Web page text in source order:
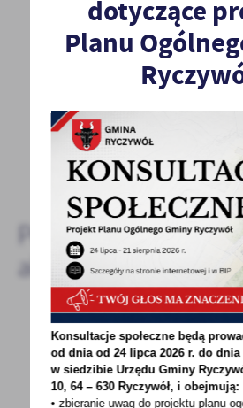
Spodobała Ci się informacja?
- to dla Ciebie staramy się być
bardzo nam w tym
DODAJ
Pozostałe
aktualności
01 - 06 - 2022
Konkurs Moja Mała Ojczyzna
dotyczące
Planu
Konsultacje społeczne będą
od dnia od 24 lipca 2026 r. do dnia
w siedzibie Urzędu Gminy
10, 64 – 630 Ryczywół, i obejmują:
• zbieranie uwag do projektu planu